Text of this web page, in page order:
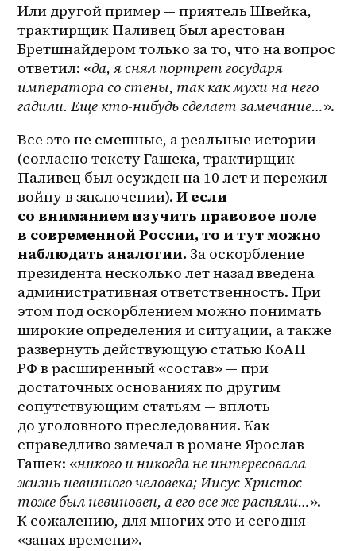
Или другой пример — приятель Швейка,
трактирщик Паливец был арестован
Бретшнайдером только за то, что на вопрос
ответил: «да, я снял портрет государя
императора со стены, так как мухи на него
гадили. Еще кто-нибудь сделает замечание…».
Все это не смешные, а реальные истории
(согласно тексту Гашека, трактирщик
Паливец был осужден на 10 лет и пережил
войну в заключении). И если
со вниманием изучить правовое поле
в современной России, то и тут можно
наблюдать аналогии. За оскорбление
президента несколько лет назад введена
административная ответственность. При
этом под оскорблением можно понимать
широкие определения и ситуации, а также
развернуть действующую статью КоАП
РФ в расширенный «состав» — при
достаточных основаниях по другим
сопутствующим статьям — вплоть
до уголовного преследования. Как
справедливо замечал в романе Ярослав
Гашек: «никого и никогда не интересовала
жизнь невинного человека; Иисус Христос
тоже был невиновен, а его все же распяли…».
К сожалению, для многих это и сегодня
«запах времени».